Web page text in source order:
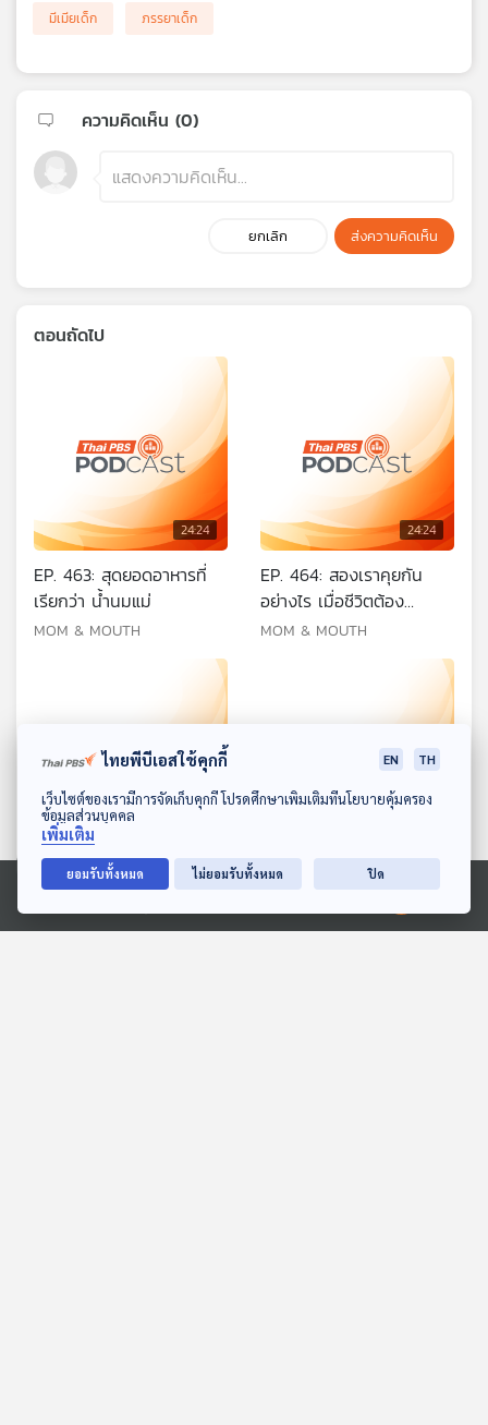
ดาวน์โหลด Thai PBS Podcast Application
Ⓒ 2020 องค์การกระจายเสียงและแพร่ภาพสาธารณะแห่งประเทศไทย
มีเมียเด็ก
ภรรยาเด็ก
ความคิดเห็น (0)
ยกเลิก ส่งความคิดเห็น
ตอนถัดไป
24:24
EP. 463: สุดยอดอาหารที่
เรียกว่า น้ำนมแม่
MOM & MOUTH
24:24
EP. 464: สองเราคุยกัน
อย่างไร เมื่อชีวิตต้อง
เปลี่ยนแปลง
MOM & MOUTH
EP. 465: ระหว่างหมาแมว
MOM & MOUTH
EP. 466: ดูแลความรัก
อยู่เสมอ
MOM & MOUTH
ไทยพีบีเอสใช้คุกกี้ EN TH
เว็บไซต์ของเรามีการจัดเก็บคุกกี้ โปรดศึกษาเพิ่มเติมที่นโยบายคุ้มครอง
ข้อมูลส่วนบุคคล
เพิ่มเติม
ยอมรับทั้งหมด ไม่ยอมรับทั้งหมด ปิด